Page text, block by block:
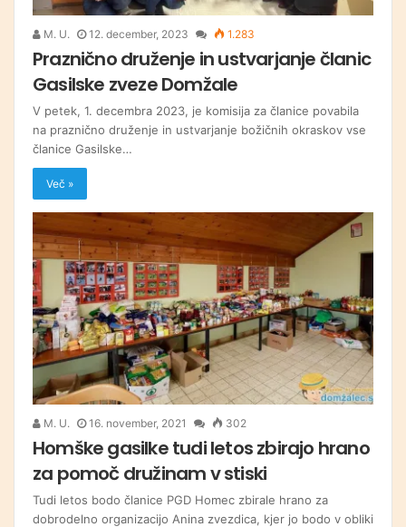
M. U. 12. december, 2023 1.283
Praznično druženje in ustvarjanje članic
Gasilske zveze Domžale
V petek, 1. decembra 2023, je komisija za članice povabila
na praznično druženje in ustvarjanje božičnih okraskov vse
članice Gasilske…
Več »
M. U. 16. november, 2021 302
Homške gasilke tudi letos zbirajo hrano
za pomoč družinam v stiski
Tudi letos bodo članice PGD Homec zbirale hrano za
dobrodelno organizacijo Anina zvezdica, kjer jo bodo v obliki